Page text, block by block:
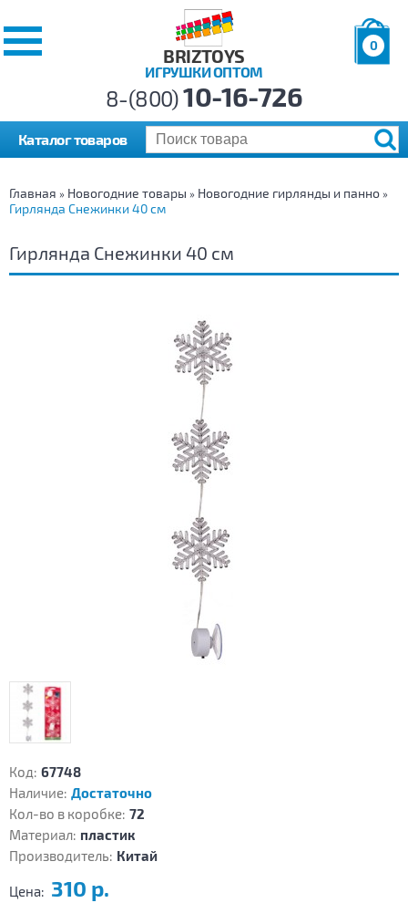
BRIZTOYS
ИГРУШКИ ОПТОМ
0
р.
8-(800)10-16-726
Каталог товаров
Главная » Новогодние товары » Новогодние гирлянды и панно »
Гирлянда Снежинки 40 см
Гирлянда Снежинки 40 см
Код: 67748
Наличие: Достаточно
Кол-во в коробке: 72
Материал: пластик
Производитель: Китай
Цена: 310 р.